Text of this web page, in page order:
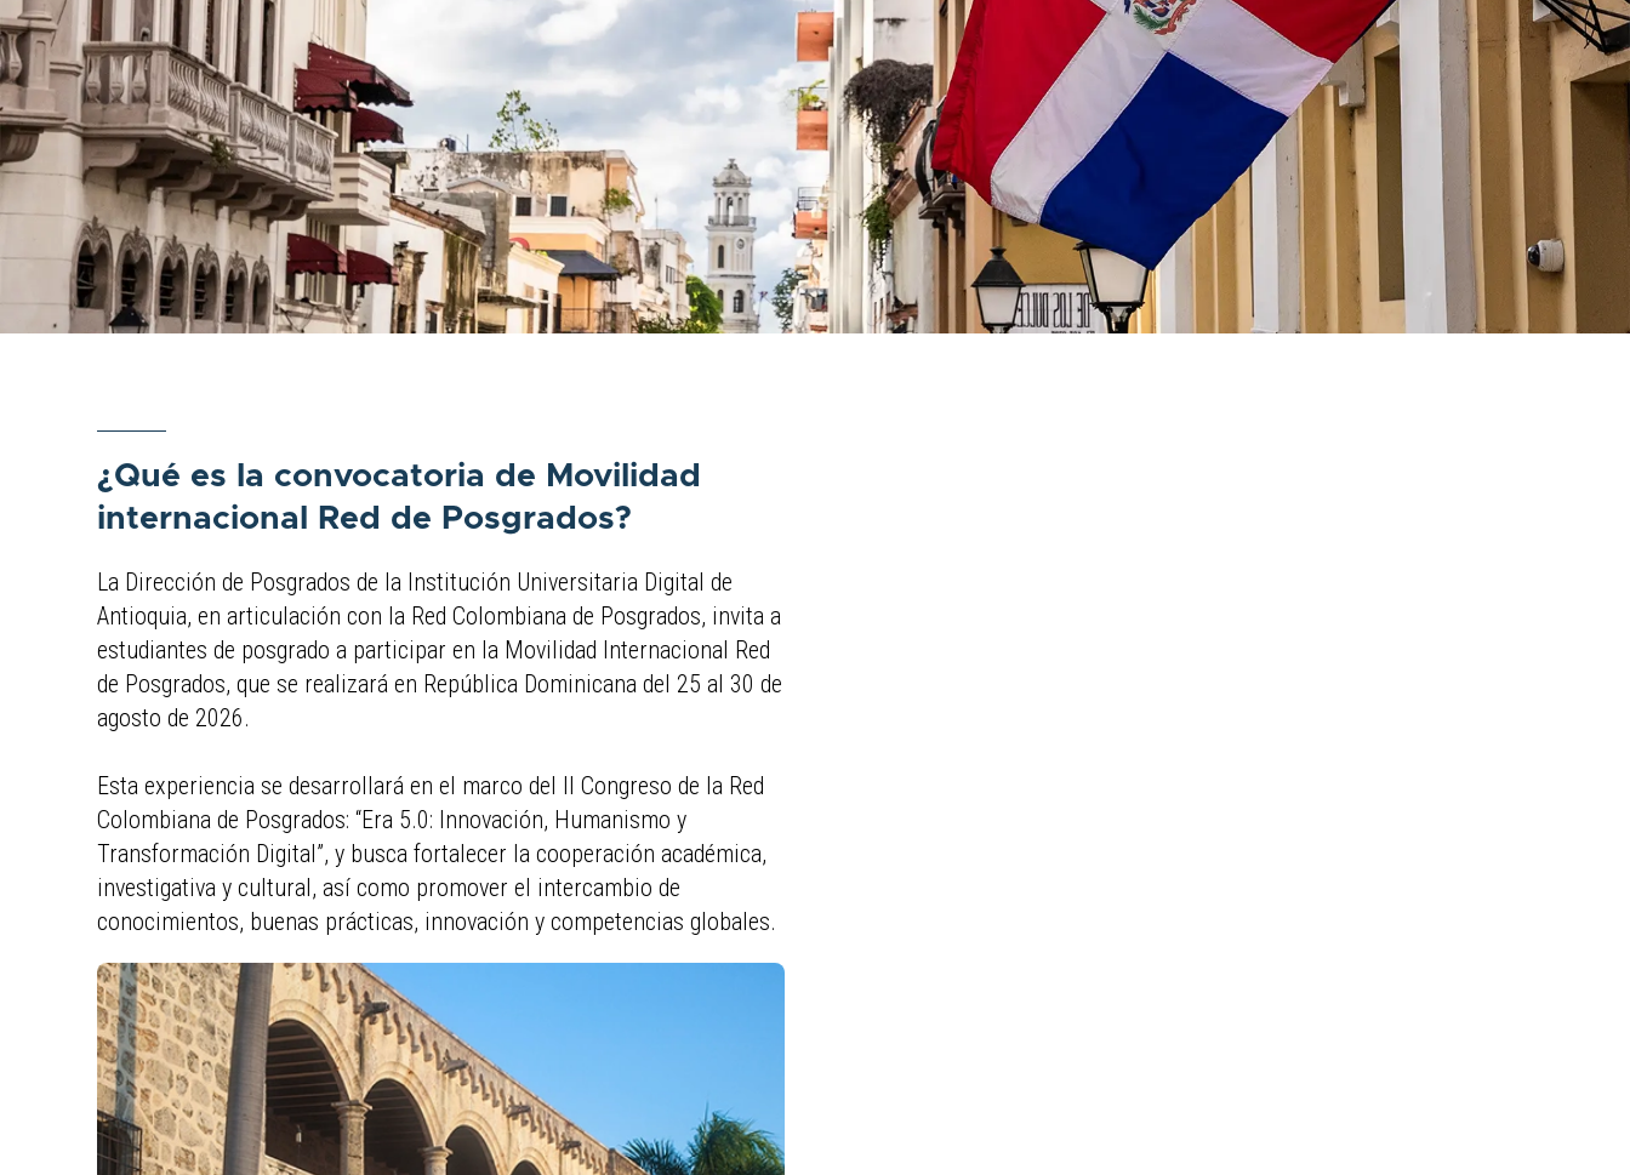
¿Qué es la convocatoria de Movilidad
internacional Red de Posgrados?
La Dirección de Posgrados de la Institución Universitaria Digital de
Antioquia, en articulación con la Red Colombiana de Posgrados, invita a
estudiantes de posgrado a participar en la Movilidad Internacional Red
de Posgrados, que se realizará en República Dominicana del 25 al 30 de
agosto de 2026.
Esta experiencia se desarrollará en el marco del II Congreso de la Red
Colombiana de Posgrados: “Era 5.0: Innovación, Humanismo y
Transformación Digital”, y busca fortalecer la cooperación académica,
investigativa y cultural, así como promover el intercambio de
conocimientos, buenas prácticas, innovación y competencias globales.